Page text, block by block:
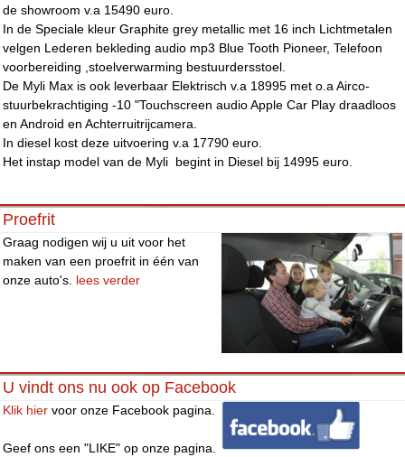
de showroom v.a 15490 euro.
In de Speciale kleur Graphite grey metallic met 16 inch Lichtmetalen
velgen Lederen bekleding audio mp3 Blue Tooth Pioneer, Telefoon
voorbereiding ,stoelverwarming bestuurdersstoel.
De Myli Max is ook leverbaar Elektrisch v.a 18995 met o.a Airco-
stuurbekrachtiging -10 "Touchscreen audio Apple Car Play draadloos
en Android en Achterruitrijcamera.
In diesel kost deze uitvoering v.a 17790 euro.
Het instap model van de Myli begint in Diesel bij 14995 euro.
Proefrit
Graag nodigen wij u uit voor het
maken van een proefrit in één van
onze auto's. lees verder
U vindt ons nu ook op Facebook
Klik hier voor onze Facebook pagina.
Geef ons een "LIKE" op onze pagina.